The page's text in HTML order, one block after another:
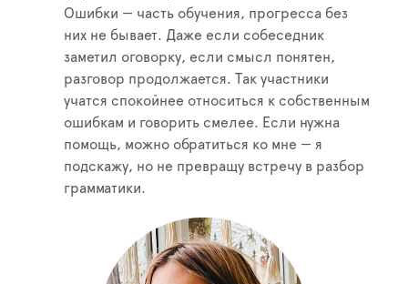
Ошибки — часть обучения, прогресса без
них не бывает. Даже если собеседник
заметил оговорку, если смысл понятен,
разговор продолжается. Так участники
учатся спокойнее относиться к собственным
ошибкам и говорить смелее. Если нужна
помощь, можно обратиться ко мне — я
подскажу, но не превращу встречу в разбор
грамматики.